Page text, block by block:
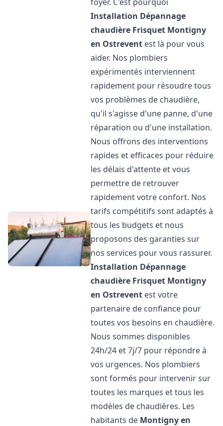
Installation Dépannage
chaudière Frisquet Montigny
en Ostrevent est là pour vous
aider. Nos plombiers
expérimentés interviennent
rapidement pour résoudre tous
vos problèmes de chaudière,
qu'il s'agisse d'une panne, d'une
réparation ou d'une installation.
Nous offrons des interventions
rapides et efficaces pour réduire
les délais d'attente et vous
permettre de retrouver
rapidement votre confort. Nos
tarifs compétitifs sont adaptés à
tous les budgets et nous
proposons des garanties sur
nos services pour vous rassurer.
Installation Dépannage
chaudière Frisquet Montigny
en Ostrevent est votre
partenaire de confiance pour
toutes vos besoins en chaudière.
Nous sommes disponibles
24h/24 et 7j/7 pour répondre à
vos urgences. Nos plombiers
sont formés pour intervenir sur
toutes les marques et tous les
modèles de chaudières. Les
habitants de Montigny en